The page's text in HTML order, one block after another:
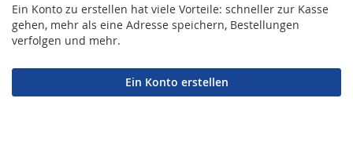
Ein Konto zu erstellen hat viele Vorteile: schneller zur Kasse
gehen, mehr als eine Adresse speichern, Bestellungen
verfolgen und mehr.
Ein Konto erstellen